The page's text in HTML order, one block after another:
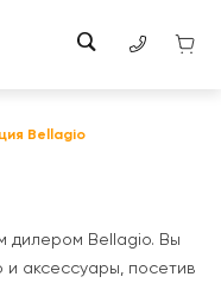
Bellagio
дилером Bellagio. Вы
и аксессуары, посетив